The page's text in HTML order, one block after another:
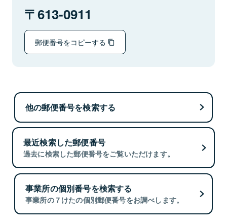
613-0911
郵便番号をコピーする
他の郵便番号を検索する
最近検索した郵便番号
過去に検索した郵便番号をご覧いただけます。
事業所の個別番号を検索する
事業所の７けたの個別郵便番号をお調べします。